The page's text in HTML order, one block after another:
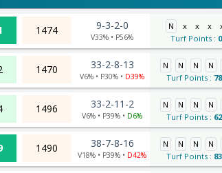
1474 9-3-2-0
V33% • P56%
N x x x
Turf Points : 0
1470 33-2-8-13
V6% • P30% • D39%
N N N
N
Turf Points :
1496 33-2-11-2
V6% • P39% • D6%
N N N
N
Turf Points :
1490 38-7-8-16
V18% • P39% • D42%
N N N
N
Turf Points :